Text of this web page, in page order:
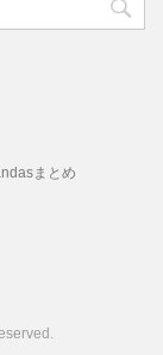
まとめ